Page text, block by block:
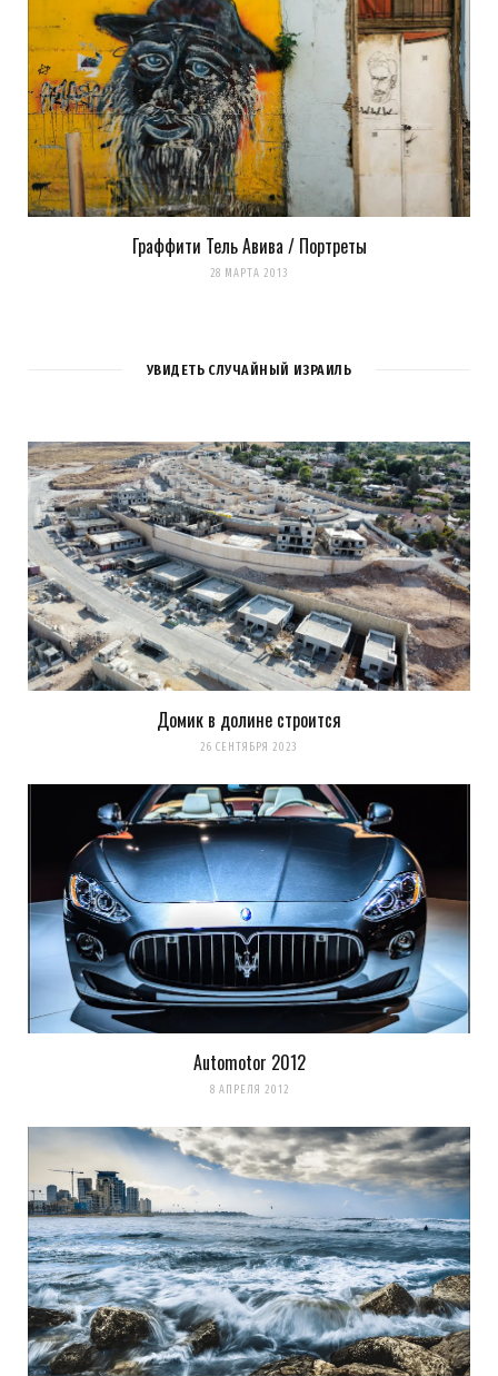
Граффити Тель Авива / Портреты
28 МАРТА 2013
УВИДЕТЬ СЛУЧАЙНЫЙ ИЗРАИЛЬ
Домик в долине строится
26 СЕНТЯБРЯ 2023
Automotor 2012
8 АПРЕЛЯ 2012